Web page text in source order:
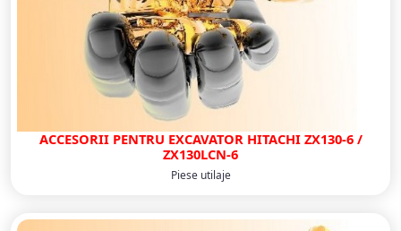
ACCESORII PENTRU EXCAVATOR HITACHI ZX130-6 /
ZX130LCN-6
Piese utilaje